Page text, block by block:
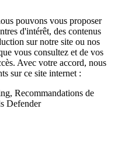
pouvons vous proposer
d'intérêt, des contenus
sur notre site ou nos
vous consultez et de vos
Avec votre accord, nous
sur ce site internet :
Recommandations de
Defender